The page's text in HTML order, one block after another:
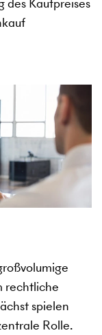
rechtliche
spielen
Rolle.